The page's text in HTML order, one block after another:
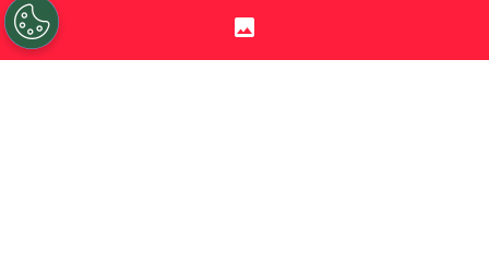
Gabriel Suazo
ha logrado demostrar un